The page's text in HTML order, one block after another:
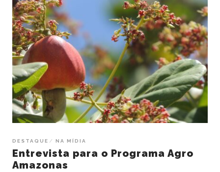
DESTAQUE NA MÍDIA
Entrevista para o Programa Agro
Amazonas